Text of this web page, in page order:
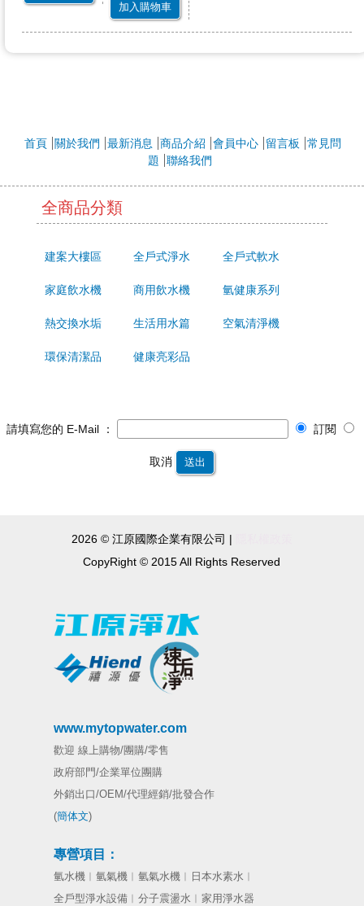
加入購物車
首頁 關於我們 最新消息 商品介紹 會員中心 留言板
常見問
題
聯絡我們
全商品分類
建案大樓區 全戶式淨水 全戶式軟水
家庭飲水機 商用飲水機 氫健康系列
熱交換水垢 生活用水篇 空氣清淨機
環保清潔品 健康亮彩品
請填寫您的 E-Mail ： 訂閱
取消 送出
2026 © 江原國際企業有限公司 |
CopyRight © 2015 All Rights Reserved
www.mytopwater.com
歡迎 線上購物/團購/零售
政府部門/企業單位團購
外銷出口/OEM/代理經銷/批發合作
(簡体文)
專營項目：
氫水機︱ 氫氣機︱ 氫氣水機︱日本水素水︱
全戶型淨水設備︱分子震盪水︱家用淨水器